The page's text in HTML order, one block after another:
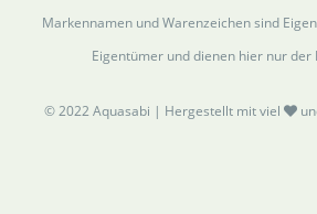
Markennamen und Warenzeichen sind
Eigentümer und dienen hier nur der
© 2022 Aquasabi | Hergestellt mit viel